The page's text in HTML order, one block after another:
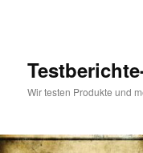
Wir testen Produkte und